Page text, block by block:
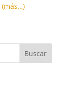
(más…)